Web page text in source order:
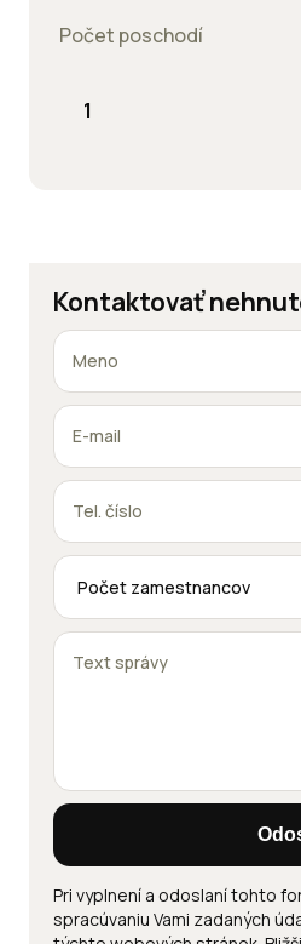
Počet poschodí
1
Kontaktovať
Pri vyplnení a odoslaní tohto
spracúvaniu Vami zadaných